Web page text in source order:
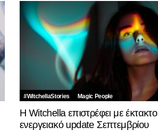
#WitchellaStories Magic People
Η Witchella επιστρέφει με έκτακτο
ενεργειακό update Σεπτεμβρίου